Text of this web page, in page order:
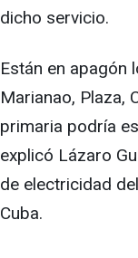
dicho servicio.
Están en apagón
Marianao, Plaza,
primaria podría
explicó Lázaro
de electricidad
Cuba.